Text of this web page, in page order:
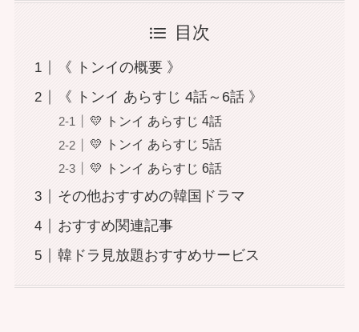
目次
《 トンイの概要 》
《 トンイ あらすじ 4話～6話 》
💛 トンイ あらすじ 4話
💛 トンイ あらすじ 5話
💛 トンイ あらすじ 6話
その他おすすめの韓国ドラマ
おすすめ関連記事
韓ドラ見放題おすすめサービス